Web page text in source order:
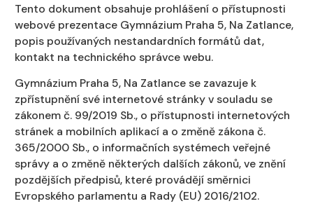
Tento dokument obsahuje prohlášení o přístupnosti
webové prezentace Gymnázium Praha 5, Na Zatlance,
popis používaných nestandardních formátů dat,
kontakt na technického správce webu.
Gymnázium Praha 5, Na Zatlance se zavazuje k
zpřístupnění své internetové stránky v souladu se
zákonem č. 99/2019 Sb., o přístupnosti internetových
stránek a mobilních aplikací a o změně zákona č.
365/2000 Sb., o informačních systémech veřejné
správy a o změně některých dalších zákonů, ve znění
pozdějších předpisů, které provádějí směrnici
Evropského parlamentu a Rady (EU) 2016/2102.